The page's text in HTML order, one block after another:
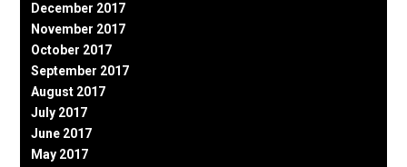
December 2017
November 2017
October 2017
September 2017
August 2017
July 2017
June 2017
May 2017